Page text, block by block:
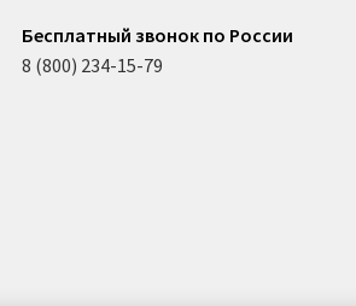
Бесплатный звонок по России
8 (800) 234-15-79